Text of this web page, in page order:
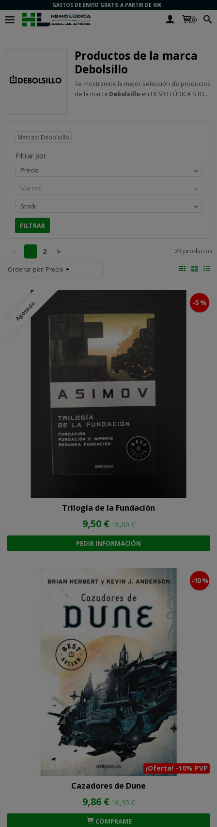
GASTOS DE ENVÍO GRATIS A PARTIR DE 60€
0
Productos de la marca
Debolsillo
Te mostramos la mejor selección de productos
de la marca Debolsillo en HEMO LÚDICA S.R.L.
Marcas: Debolsillo
Filtrar por
Precio
Marcas
Stock
1 2 > 23 productos
Ordenar por: Precio
Agotado -5 %
Trilogía de la Fundación
9,50 €10,00 €
PEDIR INFORMACIÓN
¡Oferta! -10% PVP
-10 %
Cazadores de Dune
9,86 €10,95 €
CÓMPRAME